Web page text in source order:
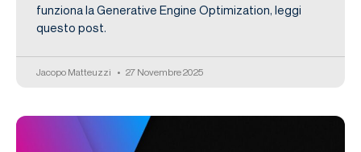
funziona la Generative Engine Optimization, leggi
questo post.
Jacopo Matteuzzi 27 Novembre 2025